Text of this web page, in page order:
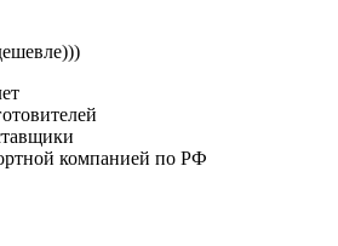
компанией по РФ